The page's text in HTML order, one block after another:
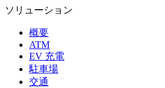
ソリューション
概要
ATM
EV 充電
駐車場
交通